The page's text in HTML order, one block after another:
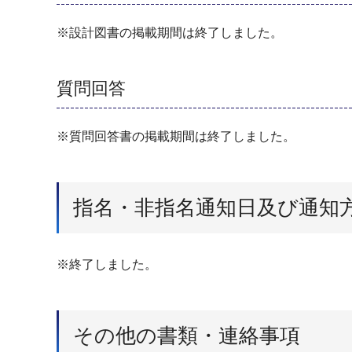
※設計図書の掲載期間は終了しました。
質問回答
※質問回答書の掲載期間は終了しました。
指名・非指名通知日及び通知
※終了しました。
その他の書類・連絡事項